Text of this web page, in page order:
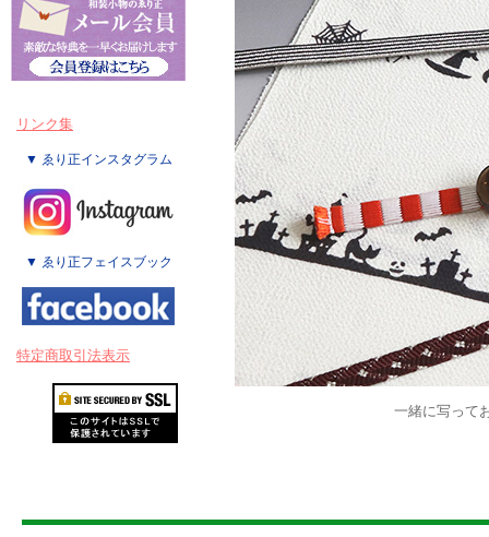
リンク集
▼ ゑり正インスタグラム
▼ ゑり正フェイスブック
特定商取引法表示
一緒に写って